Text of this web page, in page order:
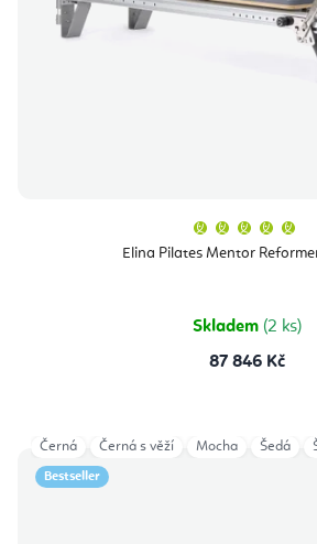
Elina Pilates Mentor je
Skladem (2 ks)
87 846 Kč
Bestseller
Černá Černá s věží Mocha Šedá